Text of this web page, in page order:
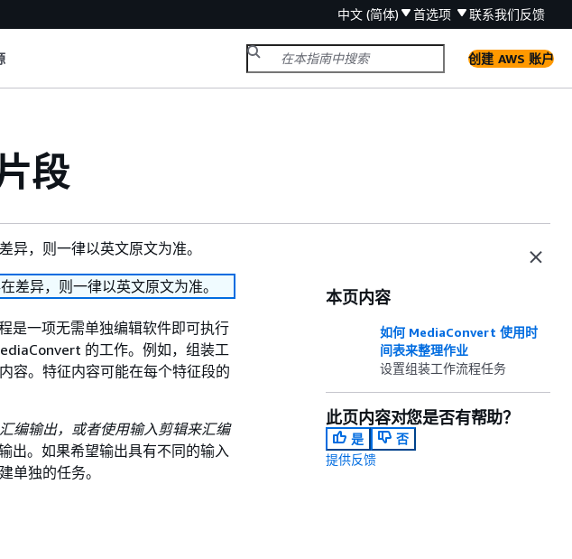
中文 (简体) 首选项 联系我们反馈
创建 AWS 账户
段
异，则一律以英文原文为准。
差异，则一律以英文原文为准。
是一项无需单独编辑软件即可执行
的工作。例如，组装工
容。特征内容可能在每个特征段的
编输出，或者使用输入剪辑来汇编
出。如果希望输出具有不同的输入
单独的任务。
本页内容
如何 MediaConvert 使用时
间表来整理作业
设置组装工作流程任务
此页内容对您是否有帮助？
是
否
提供反馈